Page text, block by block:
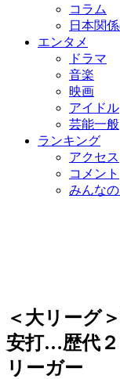
コラム
日本関
エンタメ
ドラマ
音楽
映画
アイドル
芸能一般
ランキング
アクセス
コメント
みんな
＜大リーグ
安打…歴代
リーガー